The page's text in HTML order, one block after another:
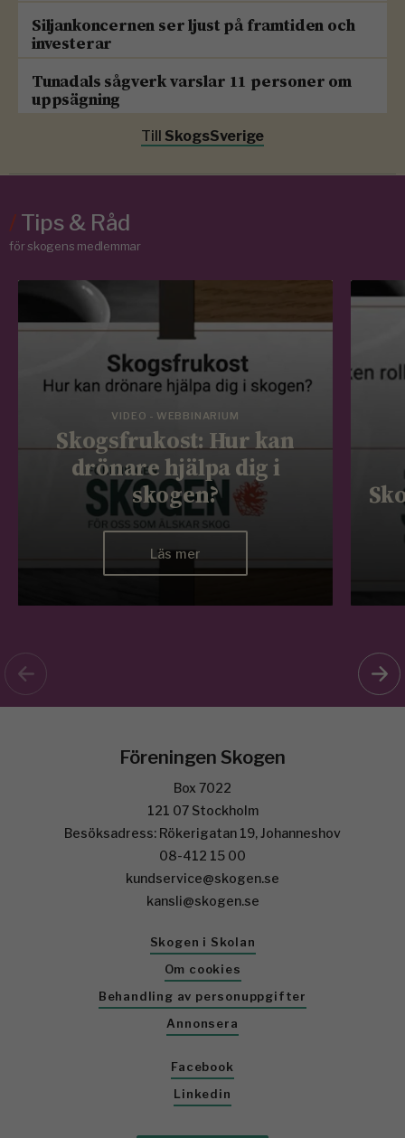
Siljankoncernen ser ljust på framtiden och
investerar
Tunadals sågverk varslar 11 personer om
uppsägning
Till SkogsSverige
/Tips & Råd
för skogens medlemmar
VIDEO - WEBBINARIUM
Skogsfrukost: Hur kan
drönare hjälpa dig i
skogen?
Läs mer
Föreningen Skogen
Box 7022
121 07 Stockholm
Besöksadress: Rökerigatan 19, Johanneshov
08-412 15 00
kundservice@skogen.se
kansli@skogen.se
Skogen i Skolan
Om cookies
Behandling av personuppgifter
Annonsera
Facebook
Linkedin